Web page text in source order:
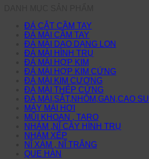
ĐÁ CẮT CẦM TAY
ĐÁ MÀI CẦM TAY
ĐÁ MÀI DAO DẠNG LON
ĐÁ MÀI HÌNH TRỤ
ĐÁ MÀI HỢP KIM
ĐÁ MÀI HỢP KIM CỨNG
ĐÁ MÀI KIM CƯƠNG
ĐÁ MÀI THÉP CỨNG
ĐÁ MÀI,SẮT,NHÔM,GAN,CAO SU
MÁY MÀI HƠI
MŨI KHOAN , TARO
NHÁM ,NĨ CÂY HÌNH TRỤ
NHÁM XẾP
NĨ XÁM , NĨ TRẮNG
QUE HÀN